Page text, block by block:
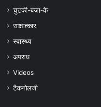
चुटकी-बजा-के
साक्षात्कार
स्वास्थ्य
अपराध
Videos
टैकनोलजी